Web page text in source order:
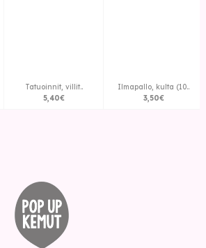
Tatuoinnit, villit..
5,40€
Ilmapallo, kulta (10..
3,50€